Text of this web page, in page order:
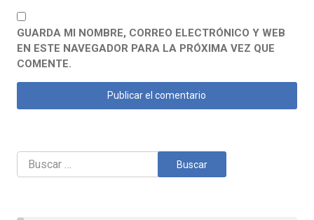
GUARDA MI NOMBRE, CORREO ELECTRÓNICO Y WEB
EN ESTE NAVEGADOR PARA LA PRÓXIMA VEZ QUE
COMENTE.
Buscar: